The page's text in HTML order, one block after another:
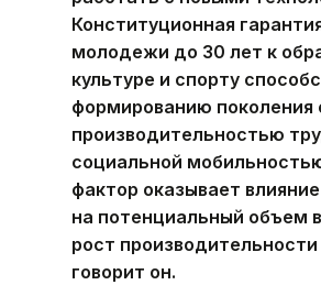
Конституционная
молодежи до 30 лет к
культуре и спорту
формированию поколения
производительностью
социальной
фактор оказывает влияние
на потенциальный объем
рост
говорит он.